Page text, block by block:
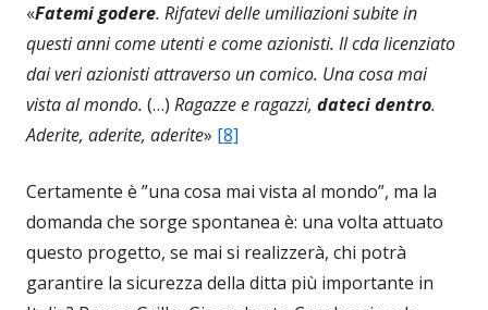
«Fatemi godere. Rifatevi delle umiliazioni subite in
questi anni come utenti e come azionisti. Il cda licenziato
dai veri azionisti attraverso un comico. Una cosa mai
vista al mondo. (…) Ragazze e ragazzi, dateci dentro.
Aderite, aderite, aderite» [8]
Certamente è ”una cosa mai vista al mondo”, ma la
domanda che sorge spontanea è: una volta attuato
questo progetto, se mai si realizzerà, chi potrà
garantire la sicurezza della ditta più importante in